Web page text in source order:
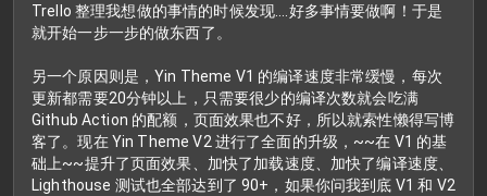
Trello 整理我想做的事情的时候发现....好多事情要做啊！于是
就开始一步一步的做东西了。
另一个原因则是，Yin Theme V1 的编译速度非常缓慢，每次
更新都需要20分钟以上，只需要很少的编译次数就会吃满
Github Action 的配额，页面效果也不好，所以就索性懒得写博
客了。现在 Yin Theme V2 进行了全面的升级，~~在 V1 的基
础上~~提升了页面效果、加快了加载速度、加快了编译速度、
Lighthouse 测试也全部达到了 90+，如果你问我到底 V1 和 V2